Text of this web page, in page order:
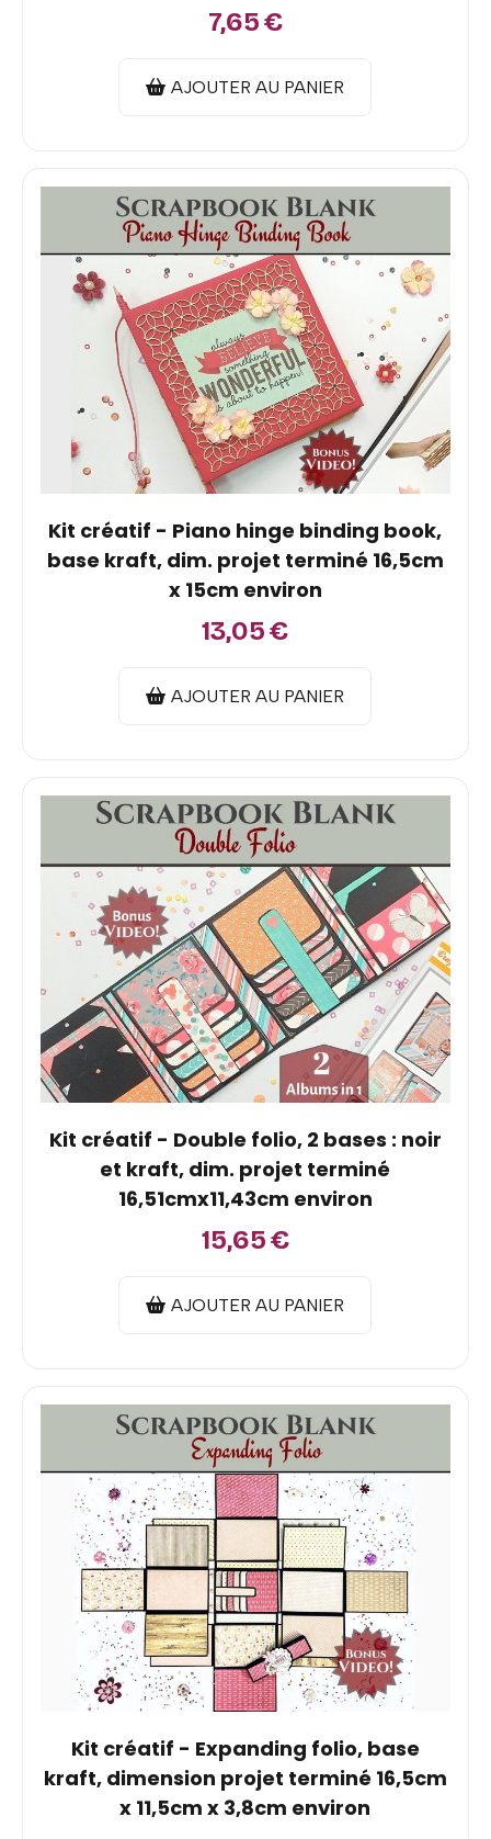
7,65€
AJOUTER AU PANIER
Kit créatif - Piano hinge binding book,
base kraft, dim. projet terminé 16,5cm
x 15cm environ
13,05€
AJOUTER AU PANIER
Kit créatif - Double folio, 2 bases : noir
et kraft, dim. projet terminé
16,51cmx11,43cm environ
15,65€
AJOUTER AU PANIER
Kit créatif - Expanding folio, base
kraft, dimension projet terminé 16,5cm
x 11,5cm x 3,8cm environ